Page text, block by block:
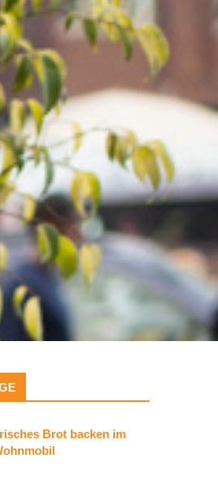
Brot backen im